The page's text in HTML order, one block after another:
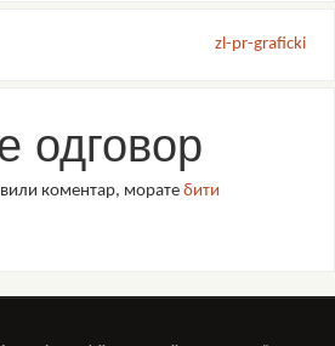
zl-pr-graficki
одговор
коментар, морате бити